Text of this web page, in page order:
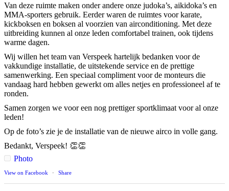
Van deze ruimte maken onder andere onze judoka’s, aikidoka’s en
MMA-sporters gebruik. Eerder waren de ruimtes voor karate,
kickboksen en boksen al voorzien van airconditioning. Met deze
uitbreiding kunnen al onze leden comfortabel trainen, ook tijdens
warme dagen.
Wij willen het team van Verspeek hartelijk bedanken voor de
vakkundige installatie, de uitstekende service en de prettige
samenwerking. Een speciaal compliment voor de monteurs die
vandaag hard hebben gewerkt om alles netjes en professioneel af te
ronden.
Samen zorgen we voor een nog prettiger sportklimaat voor al onze
leden!
Op de foto’s zie je de installatie van de nieuwe airco in volle gang.
Bedankt, Verspeek! 👏👏
Photo
View on Facebook · Share